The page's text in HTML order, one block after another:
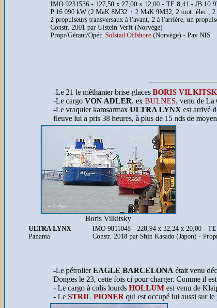
IMO 9231536 - 127,50 x 27,00 x 12,00 - TE 8,41 - JB 10
P 16 090 kW (2 MaK 8M32 + 2 MaK 9M32, 2 mot. élec., 2
2 propulseurs transversaux à l'avant, 2 à l'arrière, un
Constr. 2001 par Ulstein Verft (Norvège)
Propr/Gérant/Opér. Solstad Offshore(Norvège) - Pav NIS
-Le 21 le méthanier brise-glaces BORIS
-Le cargo VON ADLER, ex BULNES, venu de La
-Le vraquier kamsarmax ULTRA LYNX est arrivé
fleuve lui a pris 38 heures, à plus de 15 nds de
Boris Vilkitsky
ULTRA LYNX
Panama
IMO 9811048 - 228,94 x 32,24 x 20,00 -
Constr. 2018 par Shin Kasado (Japon) -
-Le pétrolierEAGLE BARCELONA était venu
Donges le 23, cette fois ci pour charger. Comme il
- Le cargo à colis lourds HOLLUM est venu de
- Le STRIL PIONER qui est occupé lui aussi sur